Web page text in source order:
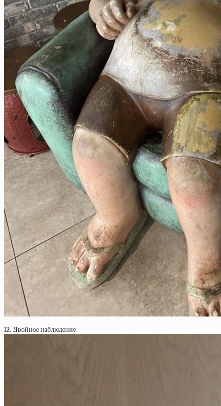
12. Двойное наблюдение